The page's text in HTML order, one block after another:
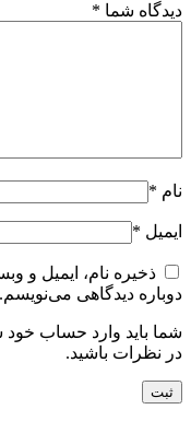
دیدگاه شما *
نام *
ایمیل *
ذخیره نام، ایمیل و
دوباره دیدگاهی می‌نویسم.
شما باید وارد حساب خود
در نظرات باشید.